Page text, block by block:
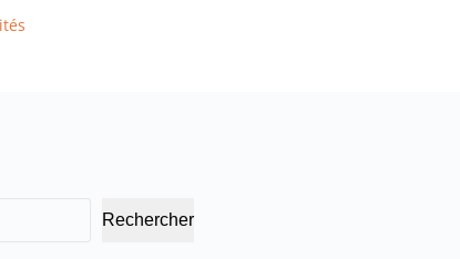
Rechercher